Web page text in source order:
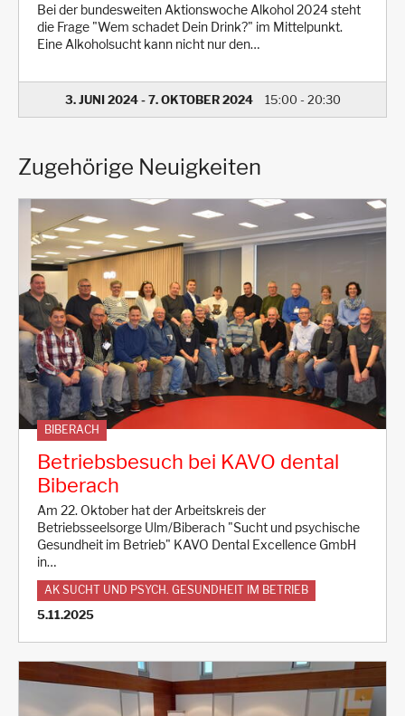
Bei der bundesweiten Aktionswoche Alkohol 2024 steht
die Frage "Wem schadet Dein Drink?" im Mittelpunkt.
Eine Alkoholsucht kann nicht nur den…
3. JUNI 2024-7. OKTOBER 2024 15:00 - 20:30
Zugehörige Neuigkeiten
BIBERACH
Betriebsbesuch bei KAVO dental
Biberach
Am 22. Oktober hat der Arbeitskreis der
Betriebsseelsorge Ulm/Biberach "Sucht und psychische
Gesundheit im Betrieb" KAVO Dental Excellence GmbH
in…
AK SUCHT UND PSYCH. GESUNDHEIT IM BETRIEB
5.11.2025